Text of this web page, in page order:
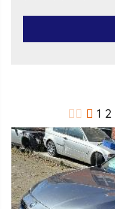
1 2